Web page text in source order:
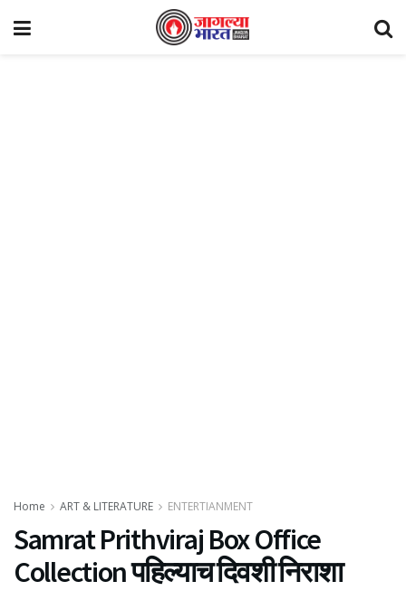
Home ART & LITERATURE ENTERTIANMENT
Samrat Prithviraj Box Office
Collection पहिल्याच दिवशी निराशा